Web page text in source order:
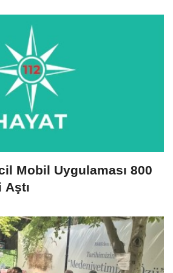
Mobil Uygulaması 800